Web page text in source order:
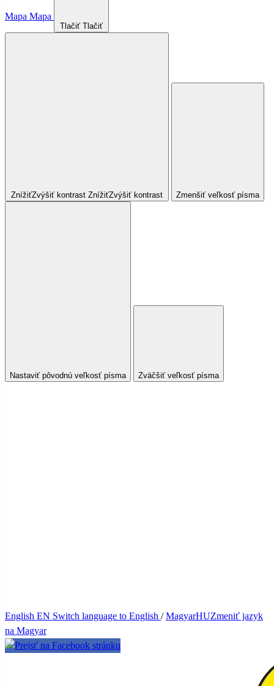
Mapa Mapa
Tlačiť Tlačiť
ZnížiťZvýšiť kontrast ZnížiťZvýšiť kontrast Zmenšiť veľkosť písma
Nastaviť pôvodnú veľkosť písma Zväčšiť veľkosť písma
English EN Switch language to English /MagyarHUZmeniť jazyk
na Magyar